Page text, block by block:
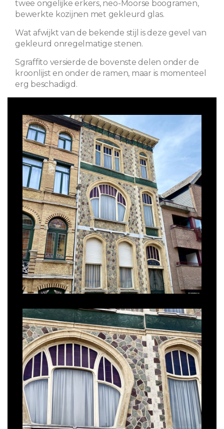
twee ongelijke erkers, neo-Moorse boogramen,
bewerkte kozijnen met gekleurd glas.
Wat afwijkt van de bekende stijl is deze gevel van
gekleurd onregelmatige stenen.
Sgraffito versierde de bovenste delen onder de
kroonlijst en onder de ramen, maar is momenteel
erg beschadigd.